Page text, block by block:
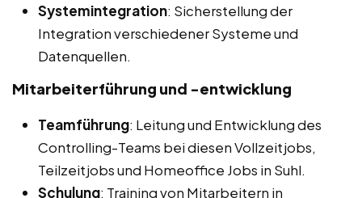
Systemintegration: Sicherstellung der
Integration verschiedener Systeme und
Datenquellen.
Mitarbeiterführung und -entwicklung
Teamführung: Leitung und Entwicklung des
Controlling-Teams bei diesen Vollzeitjobs,
Teilzeitjobs und Homeoffice Jobs in Suhl.
Schulung: Training von Mitarbeitern in